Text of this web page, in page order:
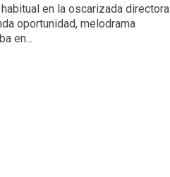
en la oscarizada directora
oportunidad, melodrama
en...